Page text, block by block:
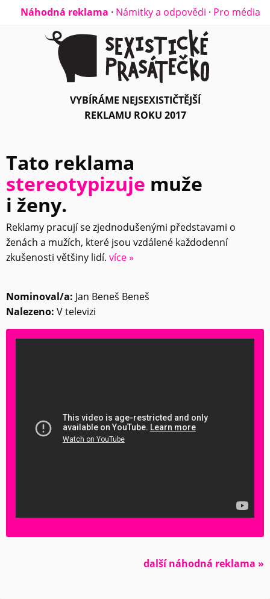
Náhodná reklama · Námitky a odpovědi · Pro média
VYBÍRÁME NEJSEXISTIČTĚJŠÍ
REKLAMU ROKU 2017
Tato reklama
stereotypizuje muže
i ženy.
Reklamy pracují se zjednodušenými představami o
ženách a mužích, které jsou vzdálené každodenní
zkušenosti většiny lidí. více »
Nominoval/a: Jan Beneš Beneš
Nalezeno: V televizi
další náhodná reklama »